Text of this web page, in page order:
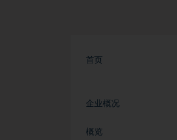
首页
企业概况
概览